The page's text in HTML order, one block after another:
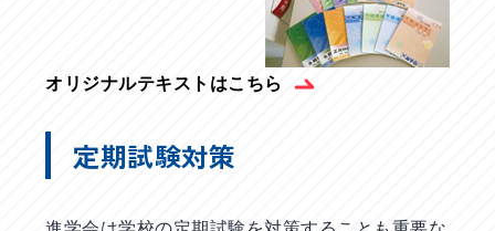
オリジナルテキストはこちら
定期試験対策